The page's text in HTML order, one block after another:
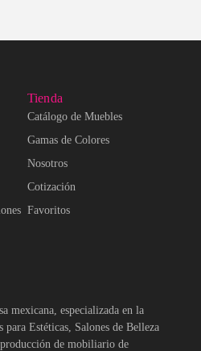
mexicana, especializada en la
Estéticas, Salones de Belleza
de mobiliario de
Tienda
Catálogo de Muebles
Gamas de Colores
Nosotros
Cotización
Favoritos